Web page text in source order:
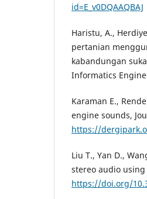
id=E_v0DQAAQBAJ
Haristu, A.,
pertanian
kabandungan
Informatics
Karaman E.,
engine sounds,
https://
Liu T., Yan D.,
stereo audio using
https://doi.org/